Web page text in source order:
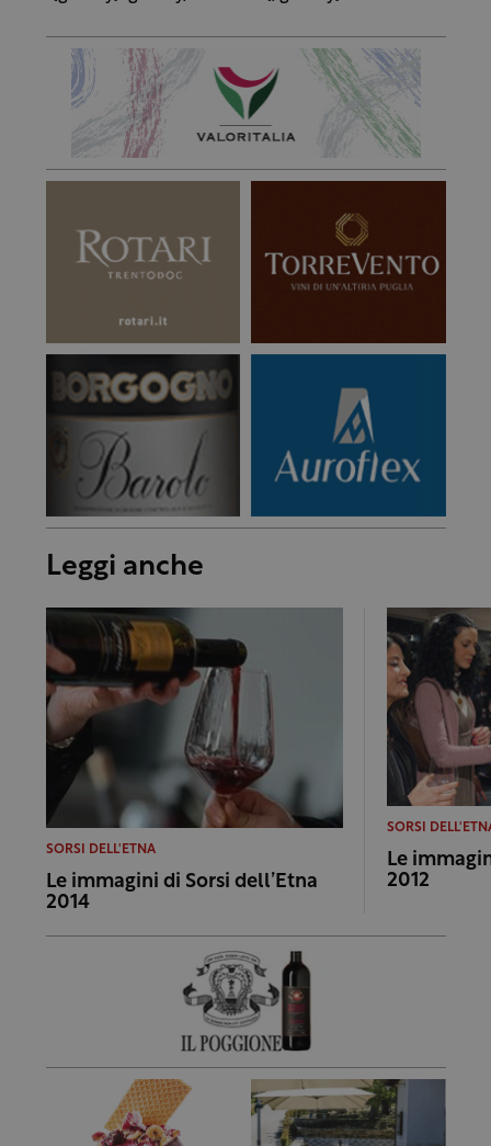
Leggi anche
SORSI DELL'ETNA
Le immagini di Sorsi dell’Etna
2014
SORSI
Le
2012